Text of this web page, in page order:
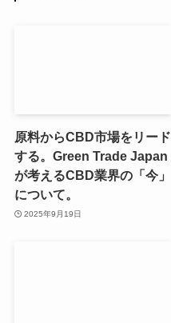
原料からCBD市場をリード
する。Green Trade Japan
が考えるCBD業界の「今」
について。
2025年9月19日